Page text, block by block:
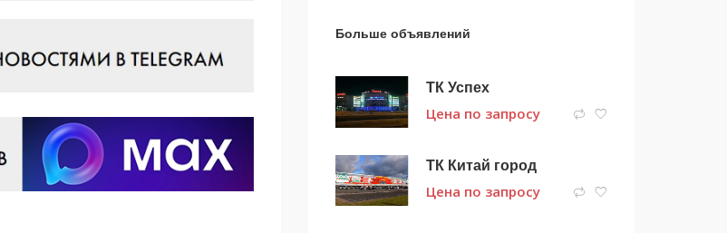
Больше объявлений
ТК Успех
Цена по запросу
ТК Китай город
Цена по запросу